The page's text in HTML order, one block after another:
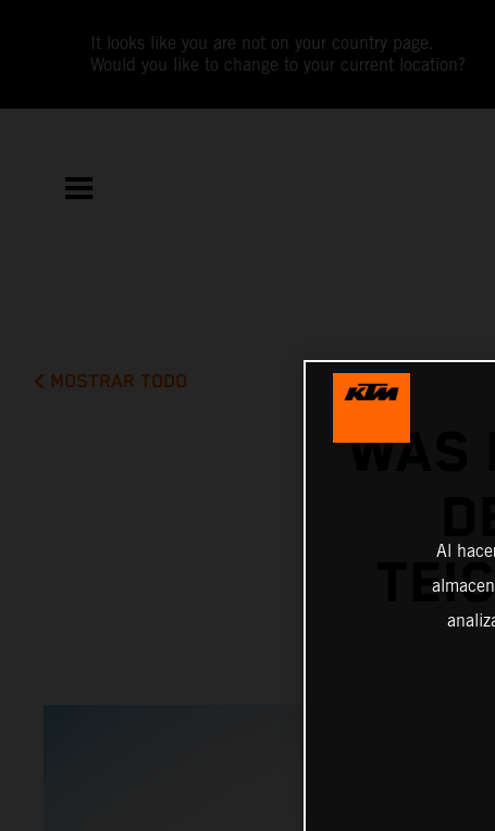
It looks like you are not on your country page.
Would you like to change to your current location?
MOSTRAR TODO
WAS
Al